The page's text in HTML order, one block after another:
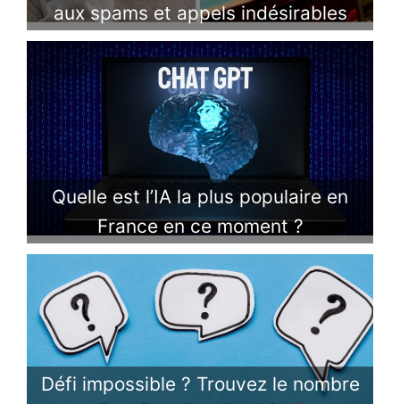
aux spams et appels indésirables
Quelle est l’IA la plus populaire en
France en ce moment ?
Défi impossible ? Trouvez le nombre